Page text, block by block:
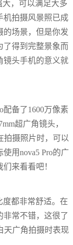
，可以满足大多
机拍摄风景照已成
的场景，但是你发
了得到完整景象而
镜头手机的意义就
配备了1600万像素
超广角镜头，
拍摄照片时，可以
用nova5 Pro的广
来看看吧！
都非常舒适。在
非常不错，这很了
天广角拍摄时表现